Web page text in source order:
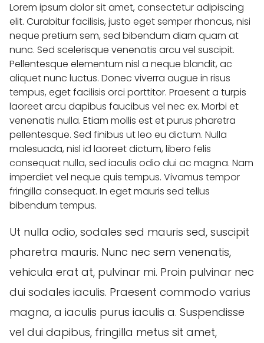
Lorem ipsum dolor sit amet, consectetur adipiscing
elit. Curabitur facilisis, justo eget semper rhoncus, nisi
neque pretium sem, sed bibendum diam quam at
nunc. Sed scelerisque venenatis arcu vel suscipit.
Pellentesque elementum nisl a neque blandit, ac
aliquet nunc luctus. Donec viverra augue in risus
tempus, eget facilisis orci porttitor. Praesent a turpis
laoreet arcu dapibus faucibus vel nec ex. Morbi et
venenatis nulla. Etiam mollis est et purus pharetra
pellentesque. Sed finibus ut leo eu dictum. Nulla
malesuada, nisl id laoreet dictum, libero felis
consequat nulla, sed iaculis odio dui ac magna. Nam
imperdiet vel neque quis tempus. Vivamus tempor
fringilla consequat. In eget mauris sed tellus
bibendum tempus.
Ut nulla odio, sodales sed mauris sed, suscipit
pharetra mauris. Nunc nec sem venenatis,
vehicula erat at, pulvinar mi. Proin pulvinar nec
dui sodales iaculis. Praesent commodo varius
magna, a iaculis purus iaculis a. Suspendisse
vel dui dapibus, fringilla metus sit amet,